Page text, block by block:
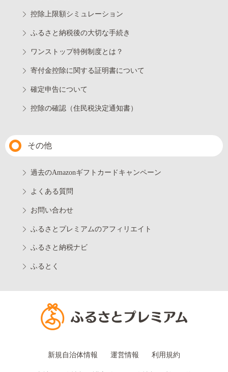
控除上限額シミュレーション
ふるさと納税後の大切な手続き
ワンストップ特例制度とは？
寄付金控除に関する証明書について
確定申告について
控除の確認（住民税決定通知書）
その他
過去のAmazonギフトカードキャンペーン
よくある質問
お問い合わせ
ふるさとプレミアムのアフィリエイト
ふるさと納税ナビ
ふるとく
新規自治体情報 運営情報 利用規約